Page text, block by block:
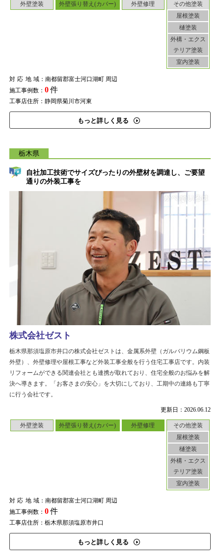
外壁塗装 外壁張り替え(カバー) 外壁修理
その他塗装
屋根塗装
樋塗装
外構・エクス
テリア塗装
室内塗装
対応地域：南都留郡富士河口湖町 周辺
施工事例数： 0件
工事店住所：静岡県菊川市河東
もっと詳しく見る
栃木県
自社加工技術でサイズぴったりの外壁材を調達し、ご要望
通りの外装工事を
更新日：2026.06.12
外壁塗装 外壁張り替え(カバー) 外壁修理
その他塗装
屋根塗装
樋塗装
外構・エクス
テリア塗装
室内塗装
対応地域：南都留郡富士河口湖町 周辺
施工事例数： 0件
工事店住所：栃木県那須塩原市井口
もっと詳しく見る
株式会社ゼスト
栃木県那須塩原市井口の株式会社ゼストは、金属系外壁（ガルバリウム鋼板
外壁）、外壁修理や屋根工事など外装工事全般を行う住宅工事店です。内装
リフォームができる関連会社とも連携が取れており、住宅全般のお悩みを解
決へ導きます。「お客さまの安心」を大切にしており、工期中の連絡も丁寧
に行う会社です。